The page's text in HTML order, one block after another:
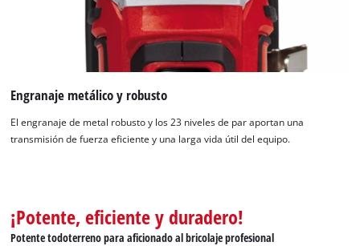
¡Necesitamos su consentimiento para
cargar el servicio Google Maps!
This content is not permitted to load due
to trackers that are not disclosed to the
visitor. The website owner needs to setup
the site with their CMP to add this content
Management Platform
Engranaje metálico y robusto
El engranaje de metal robusto y los 23 niveles de par aportan una
transmisión de fuerza eficiente y una larga vida útil del equipo.
¡Potente, eficiente y duradero!
Potente todoterreno para aficionado al bricolaje profesional